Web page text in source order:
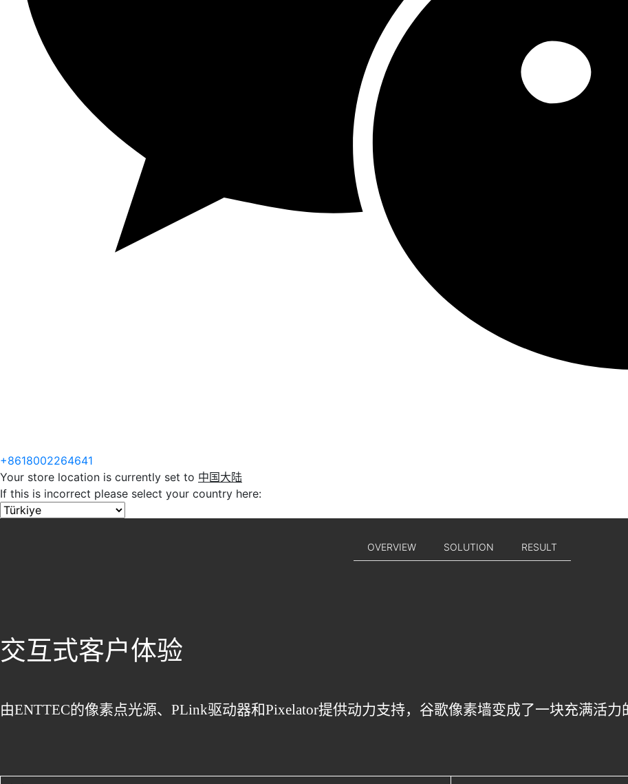
+8618002264641
Your store location is currently set to 中国大陆
If this is incorrect please select your country here:
OVERVIEW SOLUTION RESULT
交互式客户体验
由ENTTEC的像素点光源、PLink驱动器和Pixelator提供动力支持，谷歌像素墙变成了一块充满活力